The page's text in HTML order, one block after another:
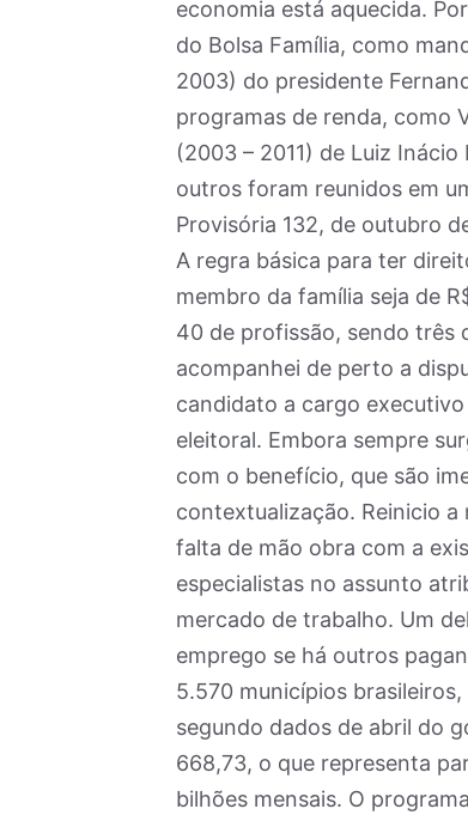
economia está aquecida.
do Bolsa Família, como
2003) do presidente
programas de renda, como
(2003 – 2011) de Luiz
outros foram reunidos em
Provisória 132, de outubro
A regra básica para ter
membro da família seja de
40 de profissão, sendo três
acompanhei de perto a
candidato a cargo
eleitoral. Embora sempre
com o benefício, que são
contextualização. Reinicio
falta de mão obra com a
especialistas no assunto
mercado de trabalho. Um
emprego se há outros
5.570 municípios
segundo dados de abril do
668,73, o que representa
bilhões mensais. O